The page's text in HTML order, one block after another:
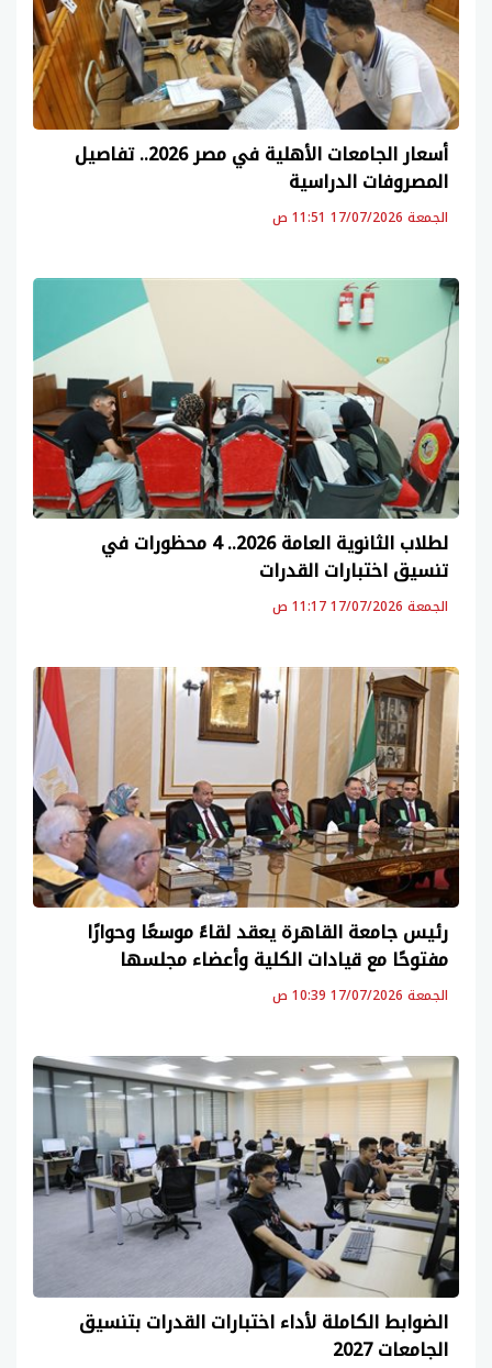
أسعار الجامعات الأهلية في مصر 2026.. تفاصيل
المصروفات الدراسية
الجمعة 17/07/2026 11:51 ص
لطلاب الثانوية العامة 2026.. 4 محظورات في
تنسيق اختبارات القدرات
الجمعة 17/07/2026 11:17 ص
رئيس جامعة القاهرة يعقد لقاءً موسعًا وحوارًا
مفتوحًا مع قيادات الكلية وأعضاء مجلسها
الجمعة 17/07/2026 10:39 ص
الضوابط الكاملة لأداء اختبارات القدرات بتنسيق
الجامعات 2027